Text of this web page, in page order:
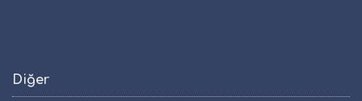
Diğer